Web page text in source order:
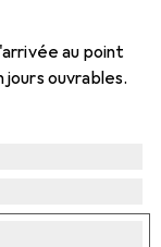
au point
ouvrables.